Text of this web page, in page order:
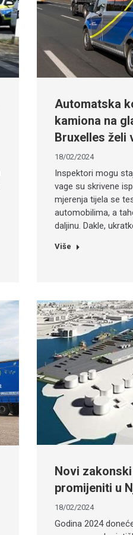
Automatska
kamiona na
Bruxelles želi
18/02/2024
Inspektori mogu
vage su skrivene
mjerenja tijela se
automobilima, a
daljinu. Dakle,
Više
Novi
promijeniti u
18/02/2024
Godina 2024